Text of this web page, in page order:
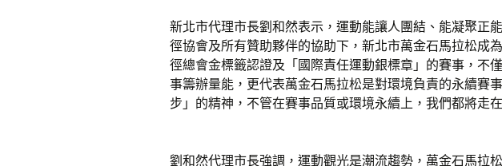
新北市代理市長劉和然表示，運動能讓人團結、能凝聚正
徑協會及所有贊助夥伴的協助下，新北市萬金石馬拉松成
徑總會金標籤認證及「國際責任運動銀標章」的賽事，不
事籌辦量能，更代表萬金石馬拉松是對環境負責的永續賽
步」的精神，不管在賽事品質或環境永續上，我們都將走
劉和然代理市長強調，運動觀光是潮流趨勢，萬金石馬拉